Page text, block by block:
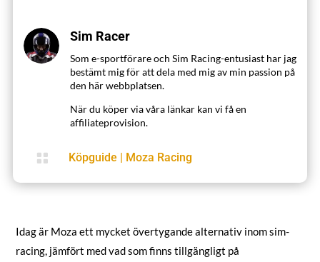
Sim Racer
Som e-sportförare och Sim Racing-entusiast har jag
bestämt mig för att dela med mig av min passion på
den här webbplatsen.
När du köper via våra länkar kan vi få en
affiliateprovision.
 Köpguide | Moza Racing
Idag är Moza ett mycket övertygande alternativ inom sim-
racing, jämfört med vad som finns tillgängligt på